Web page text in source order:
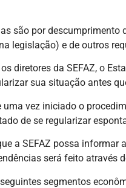
são por
legislação) e de outros
diretores da SEFAZ, o
sua situação antes
uma vez iniciado o
de se regularizar
a SEFAZ possa
será feito através
segmentos